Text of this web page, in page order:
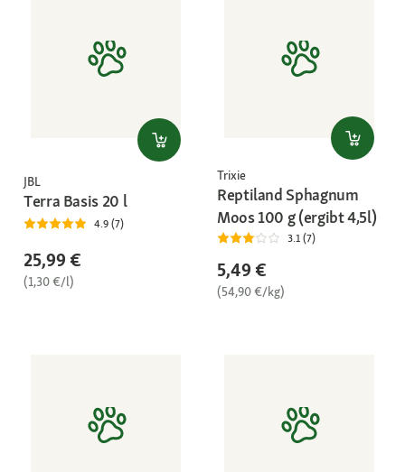
JBL
Terra Basis 20 l
4.9 (7)
25,99 €
(1,30 €/l)
Trixie
Reptiland Sphagnum
Moos 100 g (ergibt 4,5l)
3.1 (7)
5,49 €
(54,90 €/kg)